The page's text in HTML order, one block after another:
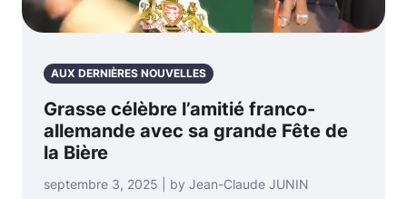
AUX DERNIÈRES NOUVELLES
Grasse célèbre l’amitié franco-
allemande avec sa grande Fête de
la Bière
septembre 3, 2025 | by Jean-Claude JUNIN